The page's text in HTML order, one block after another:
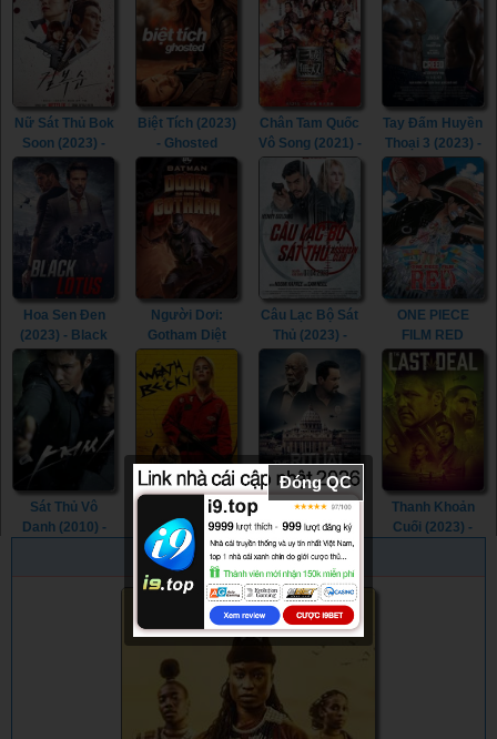
Power Rangers:
Once & Always
(2023)
Nữ Sát Thủ Bok
Soon (2023) -
(2023)
Biệt Tích (2023)
- Ghosted
(2023)
Chân Tam Quốc
Vô Song (2021) -
Dynasty
Warriors (2021)
Tay Đấm Huyền
Thoại 3 (2023) -
Creed III (2023)
Hoa Sen Đen
(2023) - Black
Lotus (2023)
Người Dơi:
Gotham Diệt
Vong (2023) -
Batman: The
Doom That
Came to
Gotham (2023)
Câu Lạc Bộ Sát
Thủ (2023) -
Assassin Club
(2023)
ONE PIECE
FILM RED
(2022) - ONE
PIECE FILM
RED (2022)
Sát Thủ Vô
Danh (2010) -
Cơn Thịnh Nộ
Của Becky
(2023) - The
Wrath of Becky
(2023)
Nghi Thức Tử
Thần (2023) -
The Ritual Killer
(2023)
Thanh Khoản
Cuối (2023) -
PHIM NGẪU NHIÊN
Đóng QC